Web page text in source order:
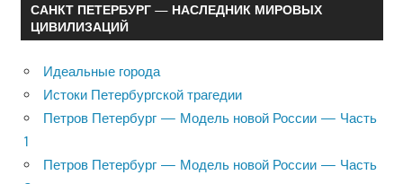
САНКТ ПЕТЕРБУРГ — НАСЛЕДНИК МИРОВЫХ
ЦИВИЛИЗАЦИЙ
Идеальные города
Истоки Петербургской трагедии
Петров Петербург — Модель новой России — Часть
1
Петров Петербург — Модель новой России — Часть